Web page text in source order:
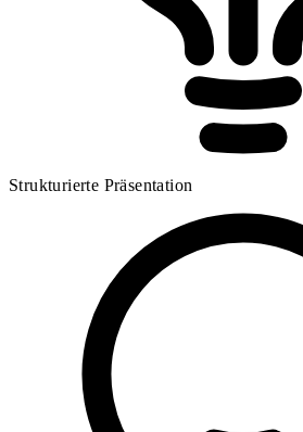
Strukturierte Präsentation